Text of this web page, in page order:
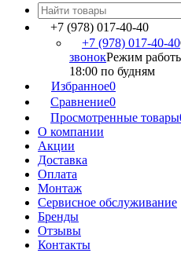
+7 (978) 017-40-40
+7 (978) 017-40-40
звонокРежим
18:00 по будням
Избранное0
Сравнение0
Просмотренные товары
О компании
Акции
Доставка
Оплата
Монтаж
Сервисное обслуживание
Бренды
Отзывы
Контакты